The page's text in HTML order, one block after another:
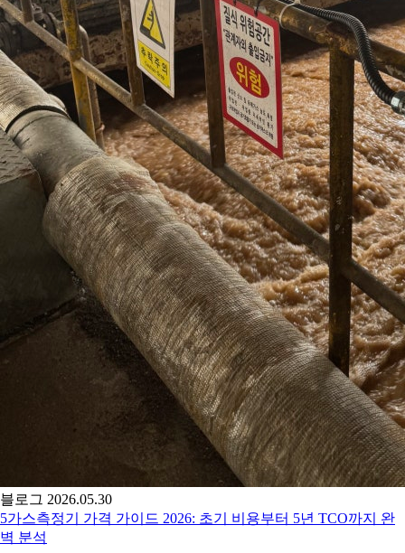
블로그 2026.05.30
5가스측정기 가격 가이드 2026: 초기 비용부터 5년 TCO까지 완
벽 분석